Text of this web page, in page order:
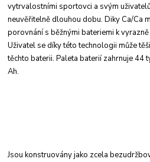
vytrvalostními sportovci a svým
neuvěřitelně dlouhou dobu. Diky Ca/Ca
porovnání s běžnými bateriemik
Uživatel se díky této technologii může
těchto baterii. Paleta baterií zahrnuje44
Ah.
Jsou konstruovány jako zcela